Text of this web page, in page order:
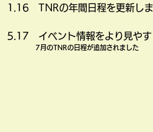
1.16 TNRの年間日程を更新し
5.17 イベント情報をより見やす
7月のTNRの日程が追加されました​